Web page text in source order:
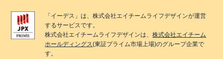
「 イーデス 」は、株式会社エイチームライフデザインが運営
するサービスです。
株式会社エイチームライフデザインは、株式会社エイチーム
ホールディングス(東証プライム市場上場)のグループ企業で
す。